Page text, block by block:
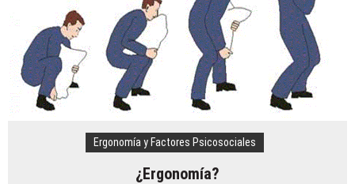
Ergonomía y Factores Psicosociales
¿Ergonomía?